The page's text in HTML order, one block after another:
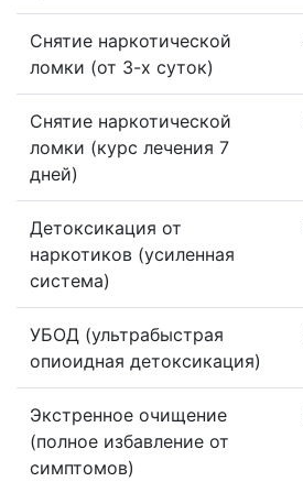
Снятие наркотической
ломки (от 3-х суток)
Снятие наркотической
ломки (курс лечения 7
дней)
Детоксикация от
наркотиков (усиленная
система)
УБОД (ультрабыстрая
опиоидная детоксикация)
Экстренное очищение
(полное избавление от
симптомов)